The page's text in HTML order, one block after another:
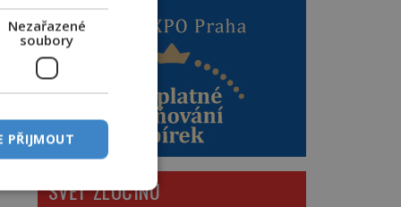
SVĚT ZLOČINU
Nezařazené
soubory
PŘIJMOUT